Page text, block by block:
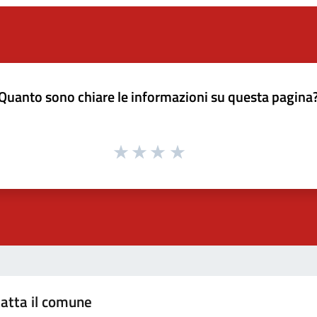
sono chiare le informazioni su questa
il comune